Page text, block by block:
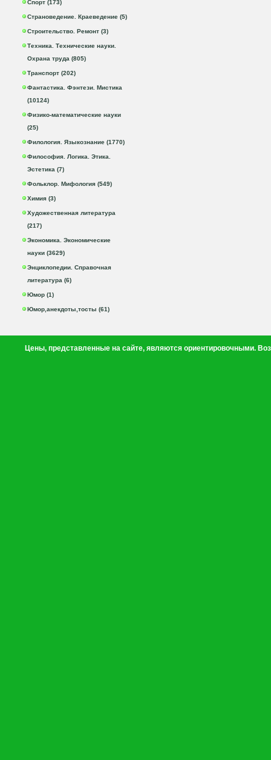
Спорт (173)
Страноведение. Краеведение (5)
Строительство. Ремонт (3)
Техника. Технические науки.
Охрана труда (805)
Транспорт (202)
Фантастика. Фэнтези. Мистика
(10124)
Физико-математические науки
(25)
Филология. Языкознание (1770)
Философия. Логика. Этика.
Эстетика (7)
Фольклор. Мифология (549)
Химия (3)
Художественная литература
(217)
Экономика. Экономические
науки (3629)
Энциклопедии. Справочная
литература (6)
Юмор (1)
Юмор,анекдоты,тосты (61)
Цены, представленные на сайте, являются ориентировочными.